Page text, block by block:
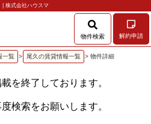
| 株式会社ハウスマ
物件検索 解約申請
一覧 > 尾久の賃貸情報一覧 > 物件詳細
を終了しております。
検索をお願いします。